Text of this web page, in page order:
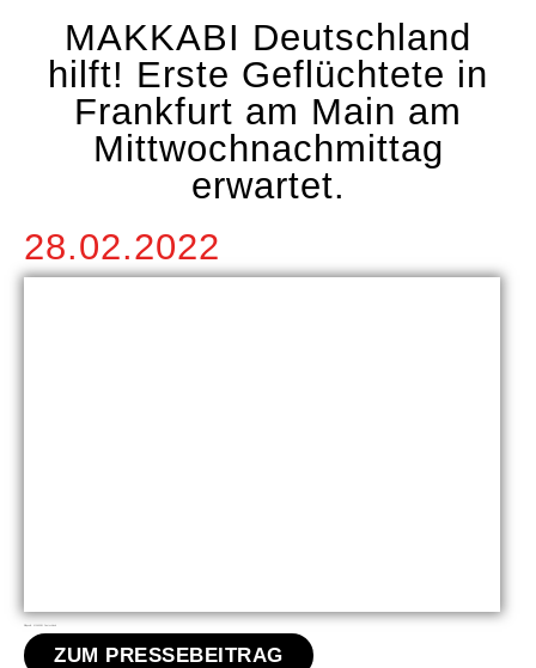
MAKKABI Deutschland
hilft! Erste Geflüchtete in
Frankfurt am Main am
Mittwochnachmittag
erwartet.
28.02.2022
ZUM PRESSEBEITRAG